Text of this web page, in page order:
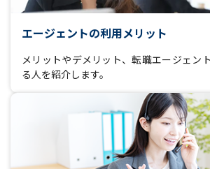
エージェントの利用メリット
メリットやデメリット、転職エージェン
る人を紹介します。